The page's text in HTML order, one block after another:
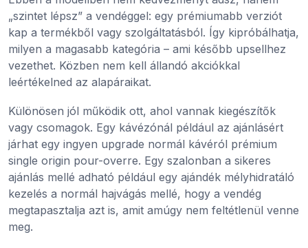
„szintet lépsz” a vendéggel: egy prémiumabb verziót
kap a termékből vagy szolgáltatásból. Így kipróbálhatja,
milyen a magasabb kategória – ami később upsellhez
vezethet. Közben nem kell állandó akciókkal
leértékelned az alapáraikat.
Különösen jól működik ott, ahol vannak kiegészítők
vagy csomagok. Egy kávézónál például az ajánlásért
járhat egy ingyen upgrade normál kávéról prémium
single origin pour-overre. Egy szalonban a sikeres
ajánlás mellé adható például egy ajándék mélyhidratáló
kezelés a normál hajvágás mellé, hogy a vendég
megtapasztalja azt is, amit amúgy nem feltétlenül venne
meg.